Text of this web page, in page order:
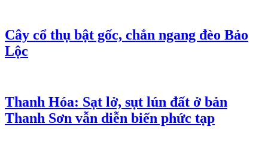
Cây cổ thụ bật gốc, chắn ngang đèo Bảo
Lộc
Thanh Hóa: Sạt lở, sụt lún đất ở bản
Thanh Sơn vẫn diễn biến phức tạp